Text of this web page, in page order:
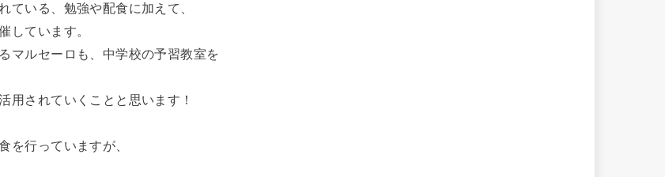
ている、勉強や配食に加えて、
しています。
マルセーロも、中学校の予習教室を
用されていくことと思います！
を行っていますが、